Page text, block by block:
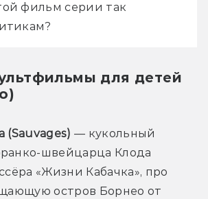
фильм серии так
для детей
(Sauvages) — кукольный
швейцарца Клода
«Жизни Кабачка», про
остров Борнео от